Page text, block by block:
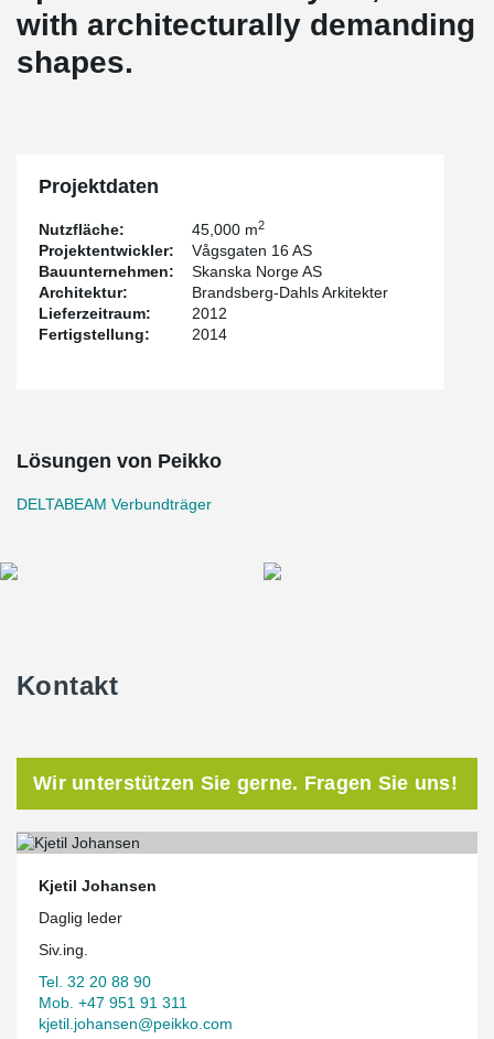
with architecturally demanding
shapes.
Projektdaten
Nutzfläche: 45,000 m2
Projektentwickler:
Vågsgaten 16 AS
Bauunternehmen:
Skanska Norge AS
Architektur:
Brandsberg-Dahls Arkitekter
Lieferzeitraum:
2012
Fertigstellung:
2014
Lösungen von Peikko
DELTABEAM Verbundträger
Kontakt
Wir unterstützen Sie gerne. Fragen Sie uns!
Kjetil Johansen
Daglig leder
Siv.ing.
Tel. 32 20 88 90
Mob. +47 951 91 311
kjetil.johansen@peikko.com